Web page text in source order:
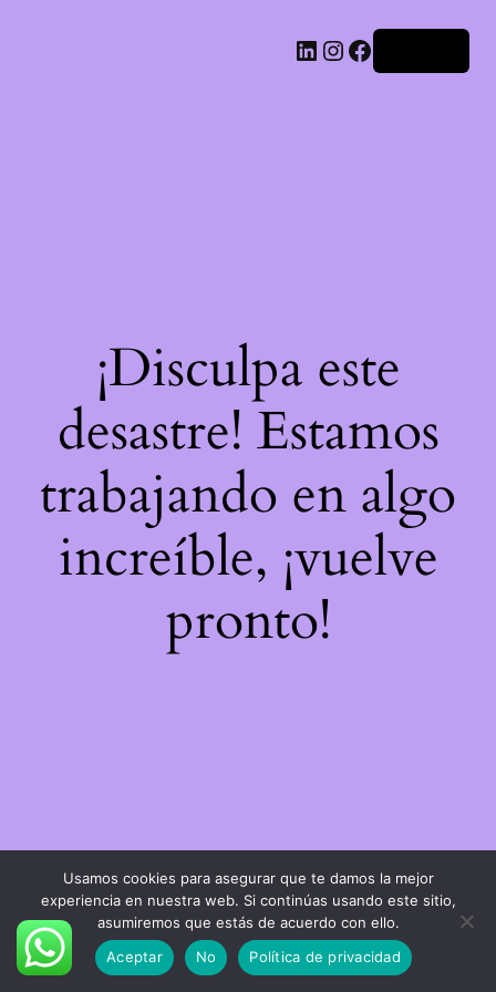
LinkedIn
Instagram
Facebook
¡Disculpa este
desastre! Estamos
trabajando en algo
increíble, ¡vuelve
pronto!
Usamos cookies para asegurar que te damos la mejor
experiencia en nuestra web. Si continúas usando este sitio,
asumiremos que estás de acuerdo con ello.
Aceptar
No Política de privacidad